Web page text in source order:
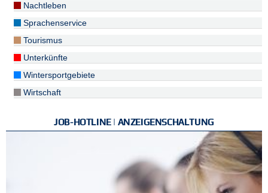
Nachtleben
Sprachenservice
Tourismus
Unterkünfte
Wintersportgebiete
Wirtschaft
JOB-HOTLINE | ANZEIGENSCHALTUNG